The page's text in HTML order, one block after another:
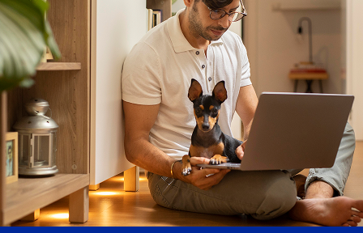
Search products